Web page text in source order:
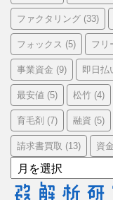
ファクタリング (33)
フォックス (5) フリ
事業資金 (9) 即日払
最安値 (5) 松竹 (4)
育毛剤 (7) 融資 (5)
請求書買取 (13) 資
ア
ー
カ